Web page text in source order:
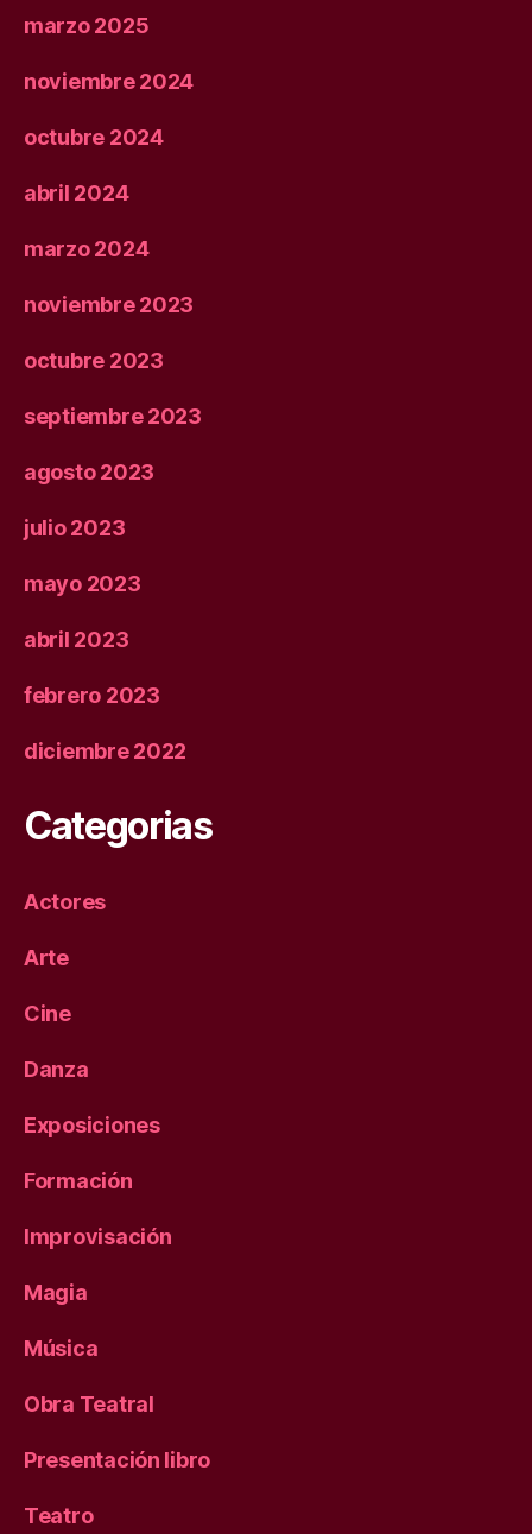
marzo 2025
noviembre 2024
octubre 2024
abril 2024
marzo 2024
noviembre 2023
octubre 2023
septiembre 2023
agosto 2023
julio 2023
mayo 2023
abril 2023
febrero 2023
diciembre 2022
Categorias
Actores
Arte
Cine
Danza
Exposiciones
Formación
Improvisación
Magia
Música
Obra Teatral
Presentación libro
Teatro